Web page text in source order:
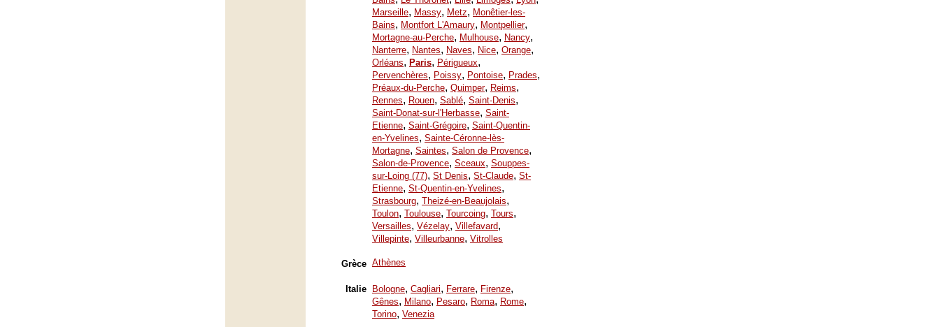
Marseille, Massy, Metz, Monêtier-les-
Bains, Montfort L'Amaury, Montpellier,
Mortagne-au-Perche, Mulhouse, Nancy,
Nanterre, Nantes, Naves, Nice, Orange,
Orléans, Paris, Périgueux,
Pervenchères, Poissy, Pontoise, Prades,
Préaux-du-Perche, Quimper, Reims,
Rennes, Rouen, Sablé, Saint-Denis,
Saint-Donat-sur-l'Herbasse, Saint-
Etienne, Saint-Grégoire, Saint-Quentin-
en-Yvelines, Sainte-Céronne-lès-
Mortagne, Saintes, Salon de Provence,
Salon-de-Provence, Sceaux, Souppes-
sur-Loing (77), St Denis, St-Claude, St-
Etienne, St-Quentin-en-Yvelines,
Strasbourg, Theizé-en-Beaujolais,
Toulon, Toulouse, Tourcoing, Tours,
Versailles, Vézelay, Villefavard,
Villepinte, Villeurbanne, Vitrolles
Grèce Athènes
Italie Bologne, Cagliari, Ferrare, Firenze,
Gênes, Milano, Pesaro, Roma, Rome,
Torino, Venezia